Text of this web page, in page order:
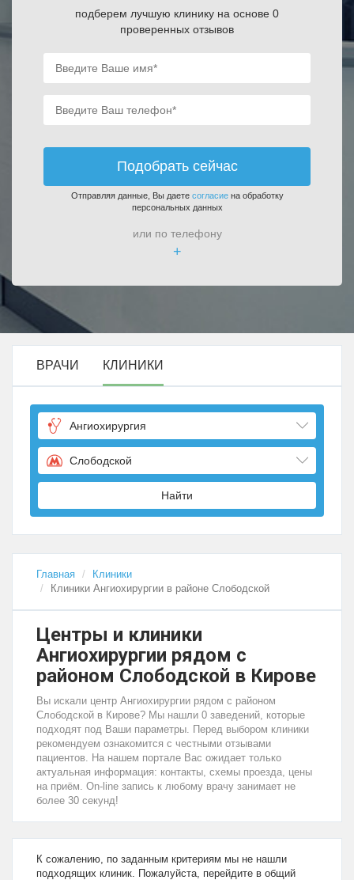
подберем лучшую клинику на основе 0
проверенных отзывов
Подобрать сейчас
Отправляя данные, Вы даете согласиена обработку
персональных данных
или по телефону
+
ВРАЧИ КЛИНИКИ
Ангиохирургия
Слободской
Найти
Главная
Клиники
Клиники Ангиохирургии в районе Слободской
Центры и клиники
Ангиохирургии рядом с
районом Слободской в Кирове
Вы искали центр Ангиохирургии рядом с районом
Слободской в Кирове? Мы нашли 0 заведений, которые
подходят под Ваши параметры. Перед выбором клиники
рекомендуем ознакомится с честными отзывами
пациентов. На нашем портале Вас ожидает только
актуальная информация: контакты, схемы проезда, цены
на приём. On-line запись к любому врачу занимает не
более 30 секунд!
К сожалению, по заданным критериям мы не нашли
подходящих клиник. Пожалуйста, перейдите в общий